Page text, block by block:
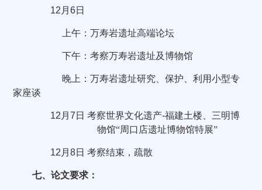
12 月6日
上午：万寿岩遗址高端论坛
下午：考察万寿岩遗址及博物馆
晚上：万寿岩遗址研究、保护、利用小型专
家座谈
12 月7 日 考察世界文化遗产-福建土楼、三明博
物馆“周口店遗址博物馆特展”
12 月8日 考察结束，疏散
七、论文要求：